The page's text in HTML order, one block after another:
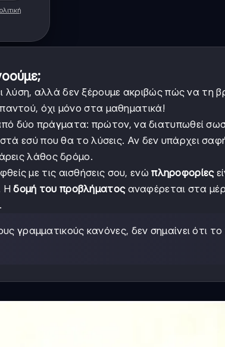
λύση, αλλά δεν ξέρουμε ακριβώς πώς να τη
όχι μόνο στα μαθηματικά!
δύο πράγματα: πρώτον, να διατυπωθεί
εσύ που θα το λύσεις. Αν δεν υπάρχει
λάθος δρόμο.
με τις αισθήσεις σου, ενώπληροφορίες
Ηδομή του προβλήματοςαναφέρεται στα
γραμματικούς κανόνες, δεν σημαίνει ότι